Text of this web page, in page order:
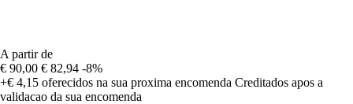
A partir de
€ 90,00 € 82,94 -8%
+€ 4,15 oferecidos na sua proxima encomenda Creditados apos a
validacao da sua encomenda